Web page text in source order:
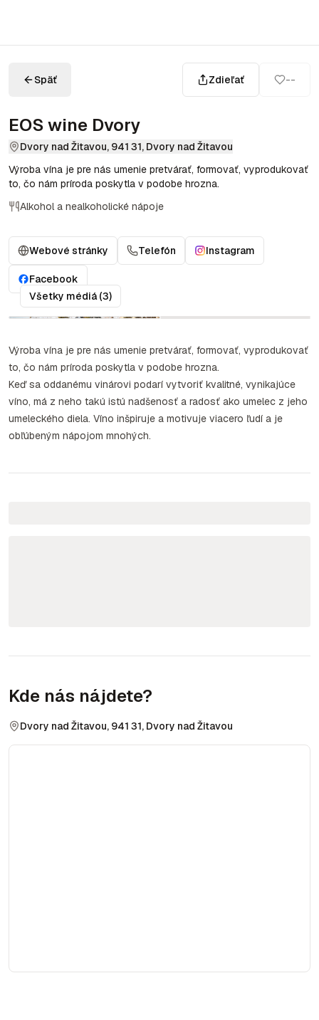
Späť Zdieľať --
EOS wine Dvory
Dvory nad Žitavou, 941 31, Dvory nad Žitavou
Výroba vína je pre nás umenie pretvárať, formovať, vyprodukovať
to, čo nám príroda poskytla v podobe hrozna.
Alkohol a nealkoholické nápoje
Webové stránky Telefón Instagram
Facebook
Všetky médiá (3)
Výroba vína je pre nás umenie pretvárať, formovať, vyprodukovať
to, čo nám príroda poskytla v podobe hrozna.
Keď sa oddanému vinárovi podarí vytvoriť kvalitné, vynikajúce
víno, má z neho takú istú nadšenosť a radosť ako umelec z jeho
umeleckého diela. Víno inšpiruje a motivuje viacero ľudí a je
obľúbeným nápojom mnohých.
Kde nás nájdete?
Dvory nad Žitavou, 941 31, Dvory nad Žitavou